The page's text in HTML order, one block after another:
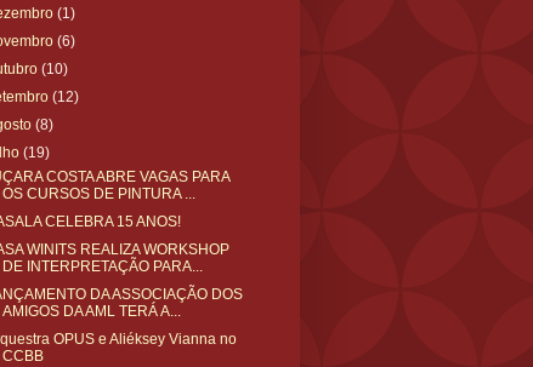
(1)
(6)
(10)
(12)
(8)
(19)
COSTA ABRE VAGAS PARA
OS CURSOS DE PINTURA ...
CELEBRA 15 ANOS!
WINITS REALIZA WORKSHOP
DE INTERPRETAÇÃO PARA...
DA ASSOCIAÇÃO DOS
AMIGOS DA AML TERÁ A...
OPUS e Aliéksey Vianna no
CCBB